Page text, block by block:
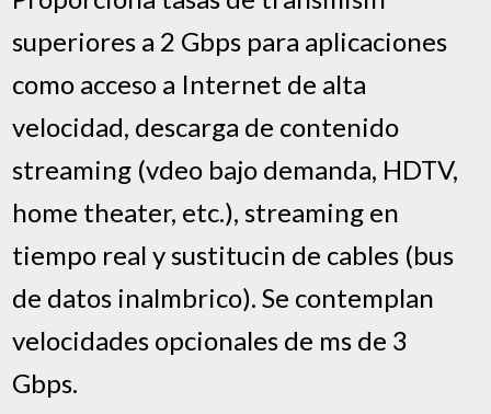
superiores a 2 Gbps para aplicaciones
como acceso a Internet de alta
velocidad, descarga de contenido
streaming (vdeo bajo demanda, HDTV,
home theater, etc.), streaming en
tiempo real y sustitucin de cables (bus
de datos inalmbrico). Se contemplan
velocidades opcionales de ms de 3
Gbps.